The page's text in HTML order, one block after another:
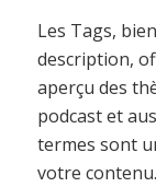
Les Tags,
description,
aperçu des
podcast et
termes sont
votre contenu.